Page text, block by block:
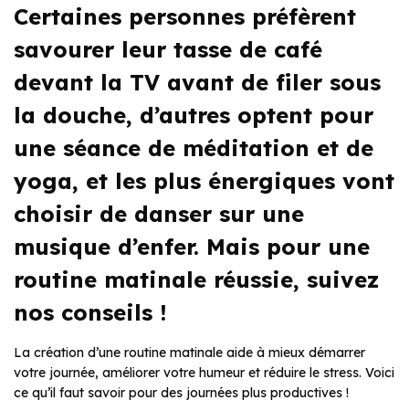
Certaines personnes préfèrent
savourer leur tasse de café
devant la TV avant de filer sous
la douche, d’autres optent pour
une séance de méditation et de
yoga, et les plus énergiques vont
choisir de danser sur une
musique d’enfer. Mais pour une
routine matinale réussie, suivez
nos conseils !
La création d’une routine matinale aide à mieux démarrer
votre journée, améliorer votre humeur et réduire le stress. Voici
ce qu’il faut savoir pour des journées plus productives !